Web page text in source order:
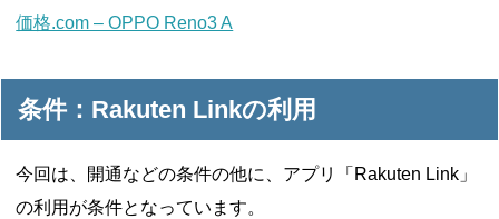
価格.com – OPPO Reno3 A
条件：Rakuten Linkの利用
今回は、開通などの条件の他に、アプリ「Rakuten Link」
の利用が条件となっています。